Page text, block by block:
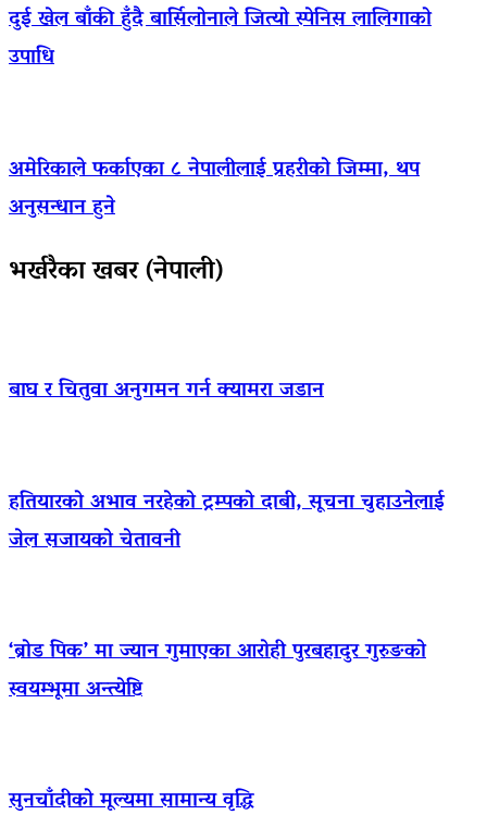
दुई खेल बाँकी हुँदै बार्सिलोनाले जित्यो स्पेनिस लालिगाको
उपाधि
अमेरिकाले फर्काएका ८ नेपालीलाई प्रहरीको जिम्मा, थप
अनुसन्धान हुने
भर्खरैका खबर (नेपाली)
बाघ र चितुवा अनुगमन गर्न क्यामरा जडान
हतियारको अभाव नरहेको ट्रम्पको दाबी, सूचना चुहाउनेलाई
जेल सजायको चेतावनी
‘ब्रोड पिक’ मा ज्यान गुमाएका आराेही पुरबहादुर गुरुङको
स्वयम्भूमा अन्त्येष्टि
सुनचाँदीको मूल्यमा सामान्य वृद्धि